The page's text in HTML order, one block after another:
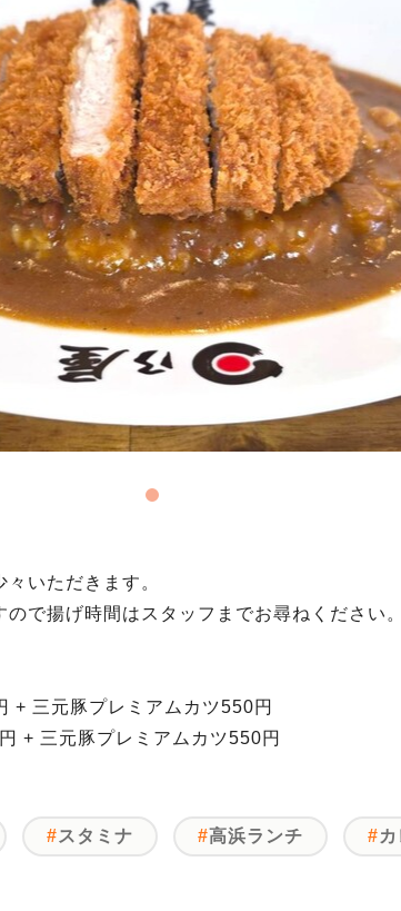
いただきます。
ので揚げ時間はスタッフまでお尋ねください
+ 三元豚プレミアムカツ550円
+ 三元豚プレミアムカツ550円
スタミナ 高浜ランチ